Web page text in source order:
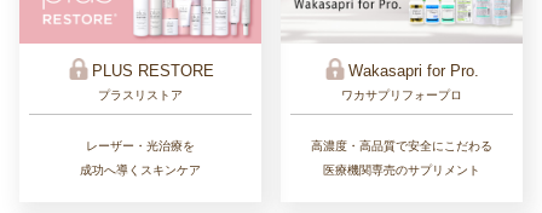
PLUS RESTORE
プラスリストア
レーザー・光治療を
成功へ導くスキンケア
Wakasapri for Pro.
ワカサプリフォープロ
高濃度・高品質で安全にこだわる
医療機関専売のサプリメント